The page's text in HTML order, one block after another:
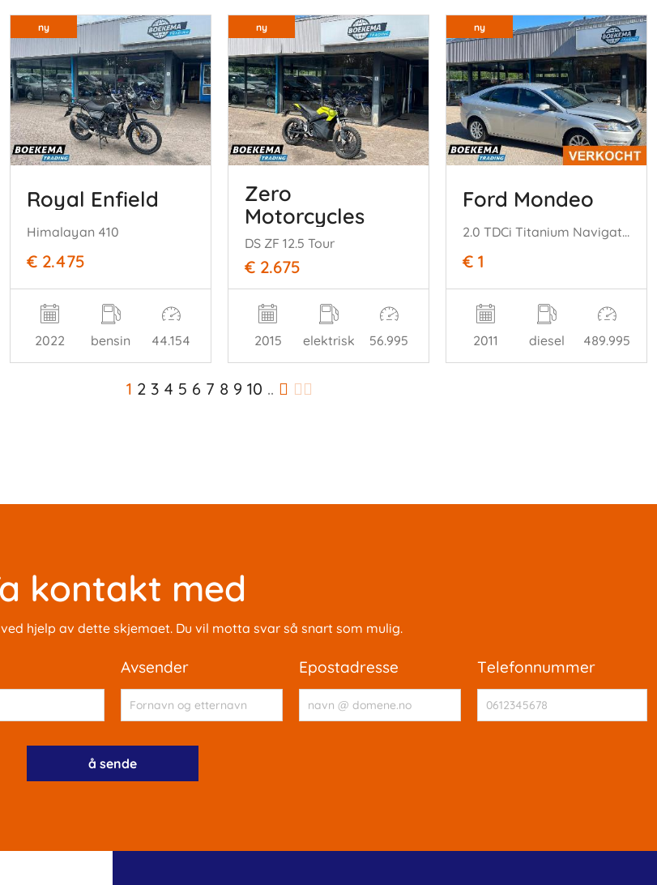
ny
Royal Enfield
Himalayan 410
€ 2.475
2022 bensin 44.154
ny
Zero
Motorcycles
DS ZF 12.5 Tour
€ 2.675
2015 elektrisk 56.995
ny
Ford Mondeo
2.0 TDCi Titanium Navigatie Climate Cruise PDC Trekh.
€ 1
2011 diesel 489.995
1 2 3 4 5 6 7 8 9 10 ..
kontakt med
hjelp av dette skjemaet. Du vil motta svar så snart som mulig.
avsender epostadresse telefonnummer